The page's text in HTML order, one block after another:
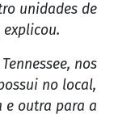
unidades de
nos
no local,
e outra para a